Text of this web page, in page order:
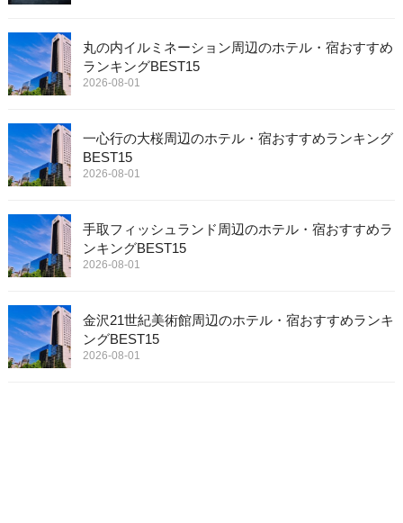
丸の内イルミネーション周辺のホテル・宿おすすめ
ランキングBEST15
2026-08-01
一心行の大桜周辺のホテル・宿おすすめランキング
BEST15
2026-08-01
手取フィッシュランド周辺のホテル・宿おすすめラ
ンキングBEST15
2026-08-01
金沢21世紀美術館周辺のホテル・宿おすすめランキ
ングBEST15
2026-08-01